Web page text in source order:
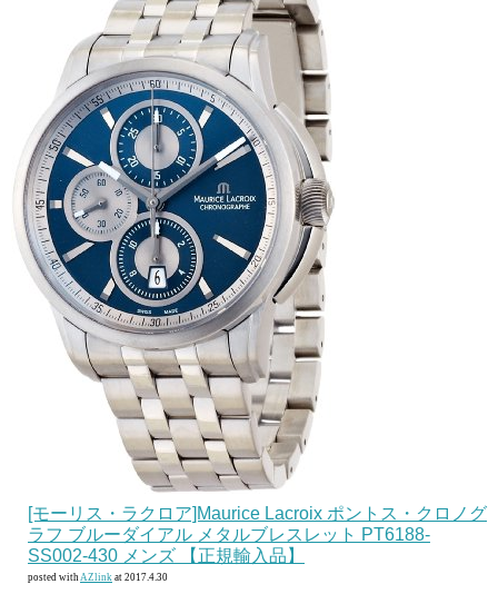
[モーリス・ラクロア]Maurice Lacroix ポントス・クロノグ
ラフ ブルーダイアル メタルブレスレット PT6188-
SS002-430 メンズ 【正規輸入品】
posted with AZlink at 2017.4.30